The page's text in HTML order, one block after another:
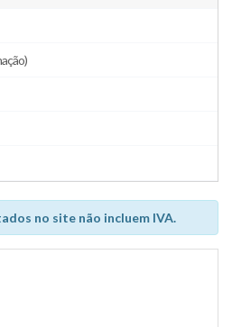
no site não incluem IVA.